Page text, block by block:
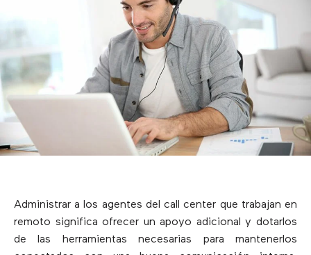
Administrar a los agentes del call center que trabajan en
remoto significa ofrecer un apoyo adicional y dotarlos
de las herramientas necesarias para mantenerlos